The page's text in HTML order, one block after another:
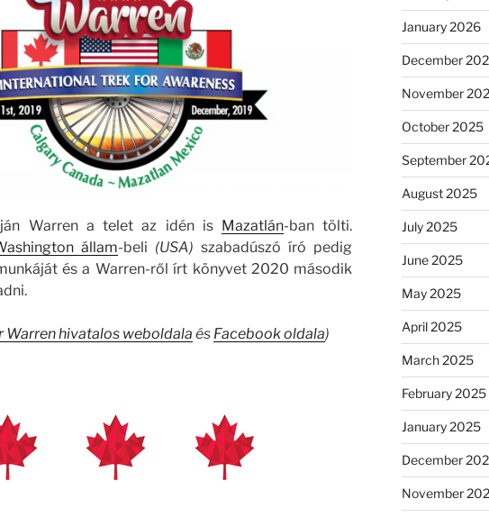
Warren a telet az idén is Mazatlán-ban tölti.
állam-beli (USA) szabadúszó író pedig
és a Warren-ről írt könyvet 2020 második
Warren hivatalos weboldala és Facebook oldala)
January 2026
December
November
October 2025
September
August 2025
July 2025
June 2025
May 2025
April 2025
March 2025
February 2025
January 2025
December
November